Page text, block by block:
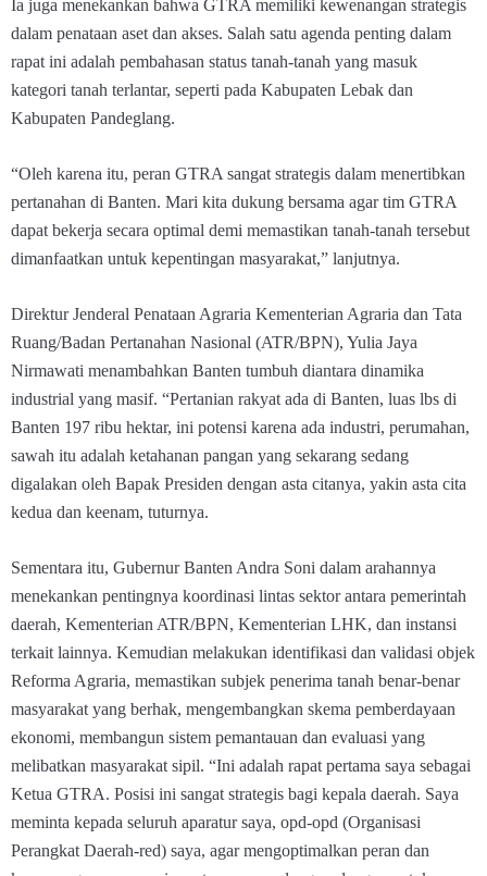
Ia juga menekankan bahwa GTRA memiliki kewenangan strategis
dalam penataan aset dan akses. Salah satu agenda penting dalam
rapat ini adalah pembahasan status tanah-tanah yang masuk
kategori tanah terlantar, seperti pada Kabupaten Lebak dan
Kabupaten Pandeglang.
“Oleh karena itu, peran GTRA sangat strategis dalam menertibkan
pertanahan di Banten. Mari kita dukung bersama agar tim GTRA
dapat bekerja secara optimal demi memastikan tanah-tanah tersebut
dimanfaatkan untuk kepentingan masyarakat,” lanjutnya.
Direktur Jenderal Penataan Agraria Kementerian Agraria dan Tata
Ruang/Badan Pertanahan Nasional (ATR/BPN), Yulia Jaya
Nirmawati menambahkan Banten tumbuh diantara dinamika
industrial yang masif. “Pertanian rakyat ada di Banten, luas lbs di
Banten 197 ribu hektar, ini potensi karena ada industri, perumahan,
sawah itu adalah ketahanan pangan yang sekarang sedang
digalakan oleh Bapak Presiden dengan asta citanya, yakin asta cita
kedua dan keenam, tuturnya.
Sementara itu, Gubernur Banten Andra Soni dalam arahannya
menekankan pentingnya koordinasi lintas sektor antara pemerintah
daerah, Kementerian ATR/BPN, Kementerian LHK, dan instansi
terkait lainnya. Kemudian melakukan identifikasi dan validasi objek
Reforma Agraria, memastikan subjek penerima tanah benar-benar
masyarakat yang berhak, mengembangkan skema pemberdayaan
ekonomi, membangun sistem pemantauan dan evaluasi yang
melibatkan masyarakat sipil. “Ini adalah rapat pertama saya sebagai
Ketua GTRA. Posisi ini sangat strategis bagi kepala daerah. Saya
meminta kepada seluruh aparatur saya, opd-opd (Organisasi
Perangkat Daerah-red) saya, agar mengoptimalkan peran dan